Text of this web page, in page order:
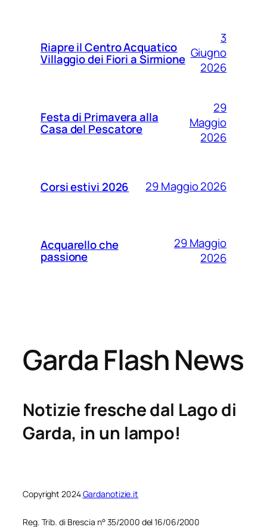
Riapre il Centro Acquatico
Villaggio dei Fiori a Sirmione
3
Giugno
2026
Festa di Primavera alla
Casa del Pescatore
29
Maggio
2026
Corsi estivi 2026 29 Maggio 2026
Acquarello che
passione
29 Maggio
2026
Garda Flash News
Notizie fresche dal Lago di
Garda, in un lampo!
Copyright 2024Gardanotizie.it
Reg. Trib. di Brescia n° 35/2000 del 16/06/2000